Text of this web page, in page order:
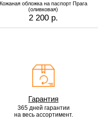
Кожаная обложка на паспорт Прага
(оливковая)
2 200 р.
Гарантия
365 дней гарантии
на весь ассортимент.